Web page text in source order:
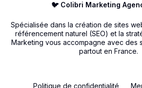
🐦 Colibri Marketing
Spécialisée dans la création de sites
référencement naturel (SEO) et la
Marketing vous accompagne avec des
partout en France.
Politique de confidentialité